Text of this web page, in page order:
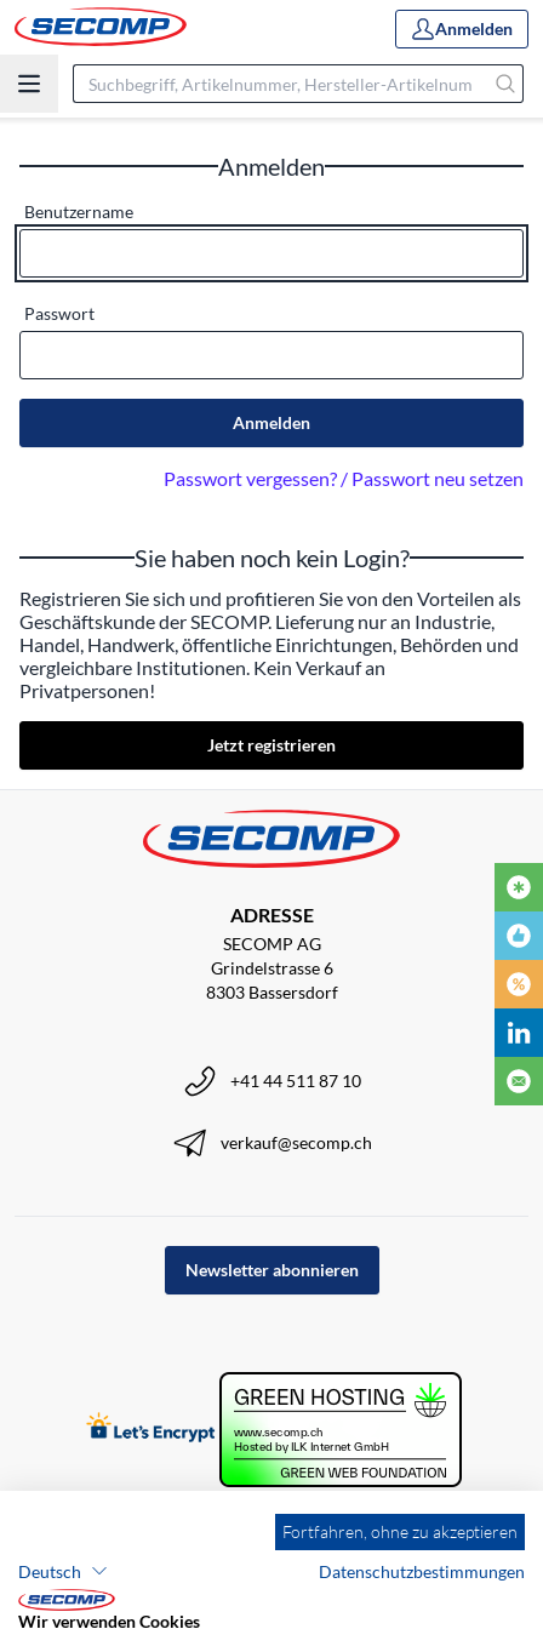
Anmelden
Anmelden
Benutzername
Passwort
Anmelden
Passwort vergessen? / Passwort neu setzen
Sie haben noch kein Login?
Registrieren Sie sich und profitieren Sie von den Vorteilen als
Geschäftskunde der SECOMP. Lieferung nur an Industrie,
Handel, Handwerk, öffentliche Einrichtungen, Behörden und
vergleichbare Institutionen. Kein Verkauf an
Privatpersonen!
Jetzt registrieren
ADRESSE
SECOMP AG
Grindelstrasse 6
8303 Bassersdorf
+41 44 511 87 10
verkauf@secomp.ch
Newsletter abonnieren
Fortfahren, ohne zu akzeptieren
Deutsch
Datenschutzbestimmungen
Wir verwenden Cookies